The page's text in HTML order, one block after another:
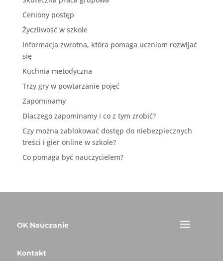
Ceniony postęp
Życzliwość w szkole
Informacja zwrotna, która pomaga uczniom rozwijać
się
Kuchnia metodyczna
Trzy gry w powtarzanie pojęć
Zapominamy
Dlaczego zapominamy i co z tym zrobić?
Czy można zablokować dostęp do niebezpiecznych
treści i gier online w szkole?
Co pomaga być nauczycielem?
OK Nauczanie
Kontakt